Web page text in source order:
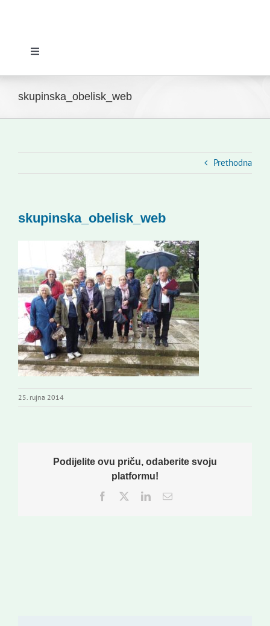
Toggle
Novosti
Novi odmev – naše glasilo
Izdavaštvo
Korisne informacije
skupinska_obelisk_web
Prethodna
skupinska_obelisk_web
25. rujna 2014
Podijelite ovu priču, odaberite svoju
platformu!
Facebook
TwitterLinkedInEmail: